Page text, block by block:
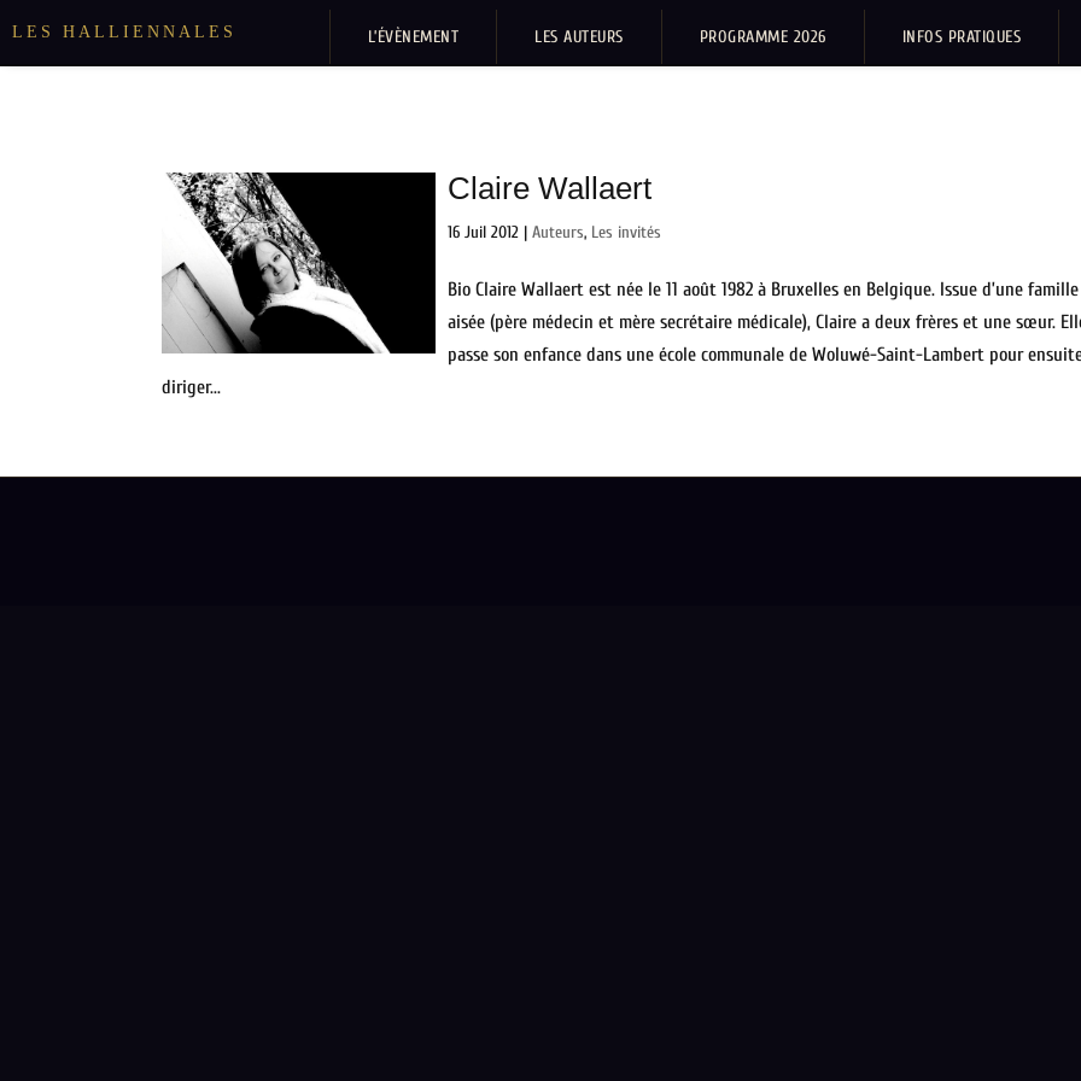
LES HALLIENNALES L’ÉVÈNEMENT LES AUTEURS PROGRAMME 2026 INFOS PRATIQUES
Claire Wallaert
16 Juil 2012 |Auteurs, Les invités
Bio Claire Wallaert est née le 11 août 1982 à Bruxelles en Belgique. Issue d’une famille
aisée (père médecin et mère secrétaire médicale), Claire a deux frères et une sœur.
passe son enfance dans une école communale de Woluwé-Saint-Lambert pour
diriger...